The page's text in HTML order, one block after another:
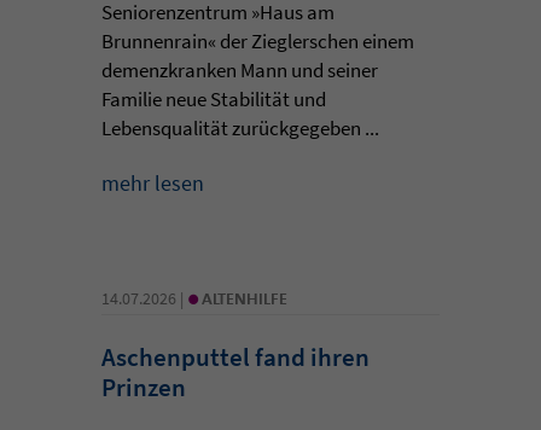
Seniorenzentrum »Haus am
Brunnenrain« der Zieglerschen einem
demenzkranken Mann und seiner
Familie neue Stabilität und
Lebensqualität zurückgegeben ...
mehr lesen
14.07.2026 | • ALTENHILFE
Aschenputtel fand ihren
Prinzen